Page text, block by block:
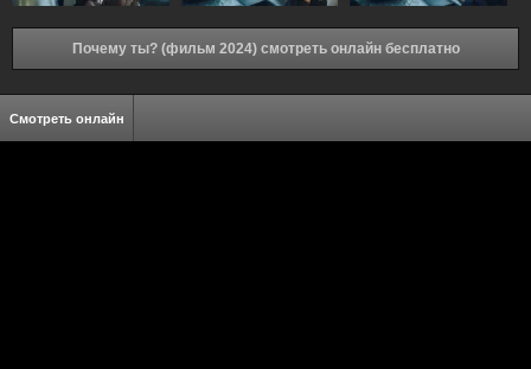
Почему ты? (фильм 2024) смотреть онлайн бесплатно
Смотреть онлайн